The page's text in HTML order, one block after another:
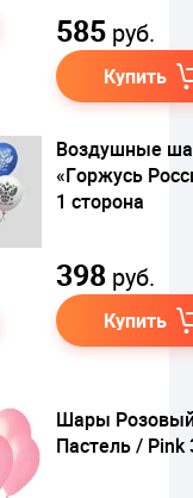
585 руб.
Купить
Воздушные
«Горжусь
1 сторона
398 руб.
Купить
Шары
Пастель / Pink